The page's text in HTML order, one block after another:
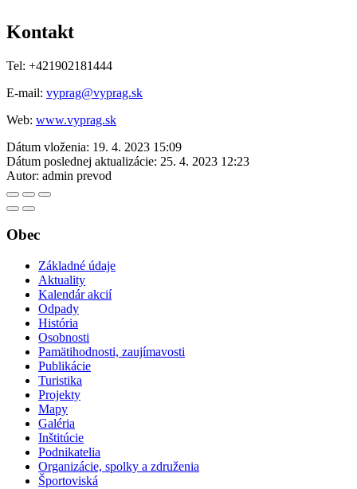
Kontakt
Tel: +421902181444
E-mail: vyprag@vyprag.sk
Web: www.vyprag.sk
Dátum vloženia: 19. 4. 2023 15:09
Dátum poslednej aktualizácie: 25. 4. 2023 12:23
Autor: admin prevod
Obec
Základné údaje
Aktuality
Kalendár akcií
Odpady
História
Osobnosti
Pamätihodnosti, zaujímavosti
Publikácie
Turistika
Projekty
Mapy
Galéria
Inštitúcie
Podnikatelia
Organizácie, spolky a združenia
Športoviská